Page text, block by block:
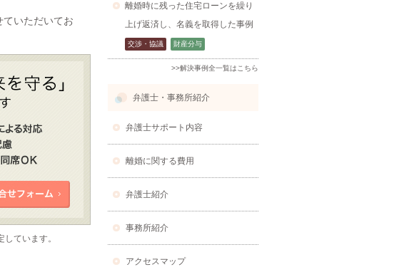
いただいてお
ています。
離婚時に残った住宅ローンを繰り
上げ返済し、名義を取得した事例
交渉・協議 財産分与
>>解決事例全一覧はこちら
弁護士・事務所紹介
弁護士サポート内容
離婚に関する費用
弁護士紹介
事務所紹介
アクセスマップ